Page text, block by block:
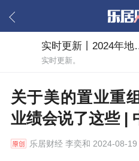
实时更
实时更新。
关于美的置业重
业绩会说了这些 |
乐居财经李奕和 2024-08-19